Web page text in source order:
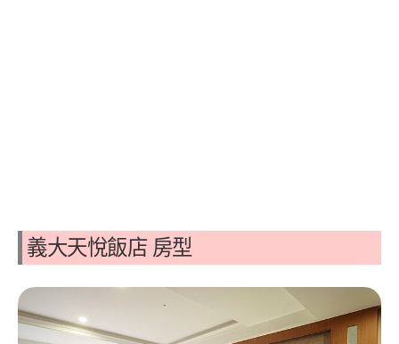
義大天悅飯店 房型